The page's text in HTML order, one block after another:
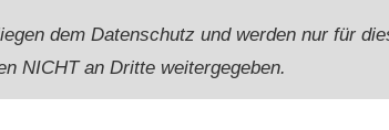
dem Datenschutz und werden nur für
NICHT an Dritte weitergegeben.